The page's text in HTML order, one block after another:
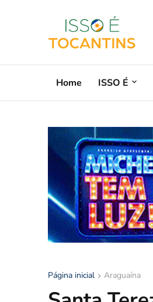
Home ISSO É
Página inicial Araguaína